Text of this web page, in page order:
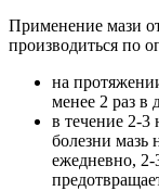
Применение мази
производиться по
на
менее 2 раз в
в течение 2-3
болезни мазь
ежедневно,